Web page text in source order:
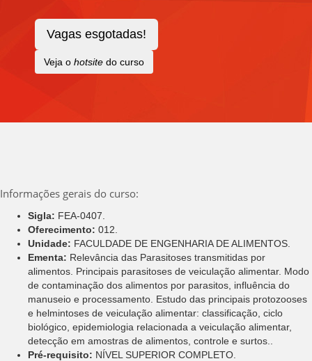
Vagas esgotadas!
Veja o hotsite do curso
Informações gerais do curso:
Sigla: FEA-0407.
Oferecimento: 012.
Unidade: FACULDADE DE ENGENHARIA DE ALIMENTOS.
Ementa: Relevância das Parasitoses transmitidas por
alimentos. Principais parasitoses de veiculação alimentar. Modo
de contaminação dos alimentos por parasitos, influência do
manuseio e processamento. Estudo das principais protozooses
e helmintoses de veiculação alimentar: classificação, ciclo
biológico, epidemiologia relacionada a veiculação alimentar,
detecção em amostras de alimentos, controle e surtos..
Pré-requisito: NÍVEL SUPERIOR COMPLETO.